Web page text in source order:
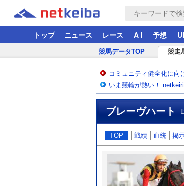
トップ ニュース レース A I 予想
競馬データTOP 競走
コミュニティ健全化に向
いま競輪が熱い！
ブレーヴハート
TOP 戦績 血統 掲